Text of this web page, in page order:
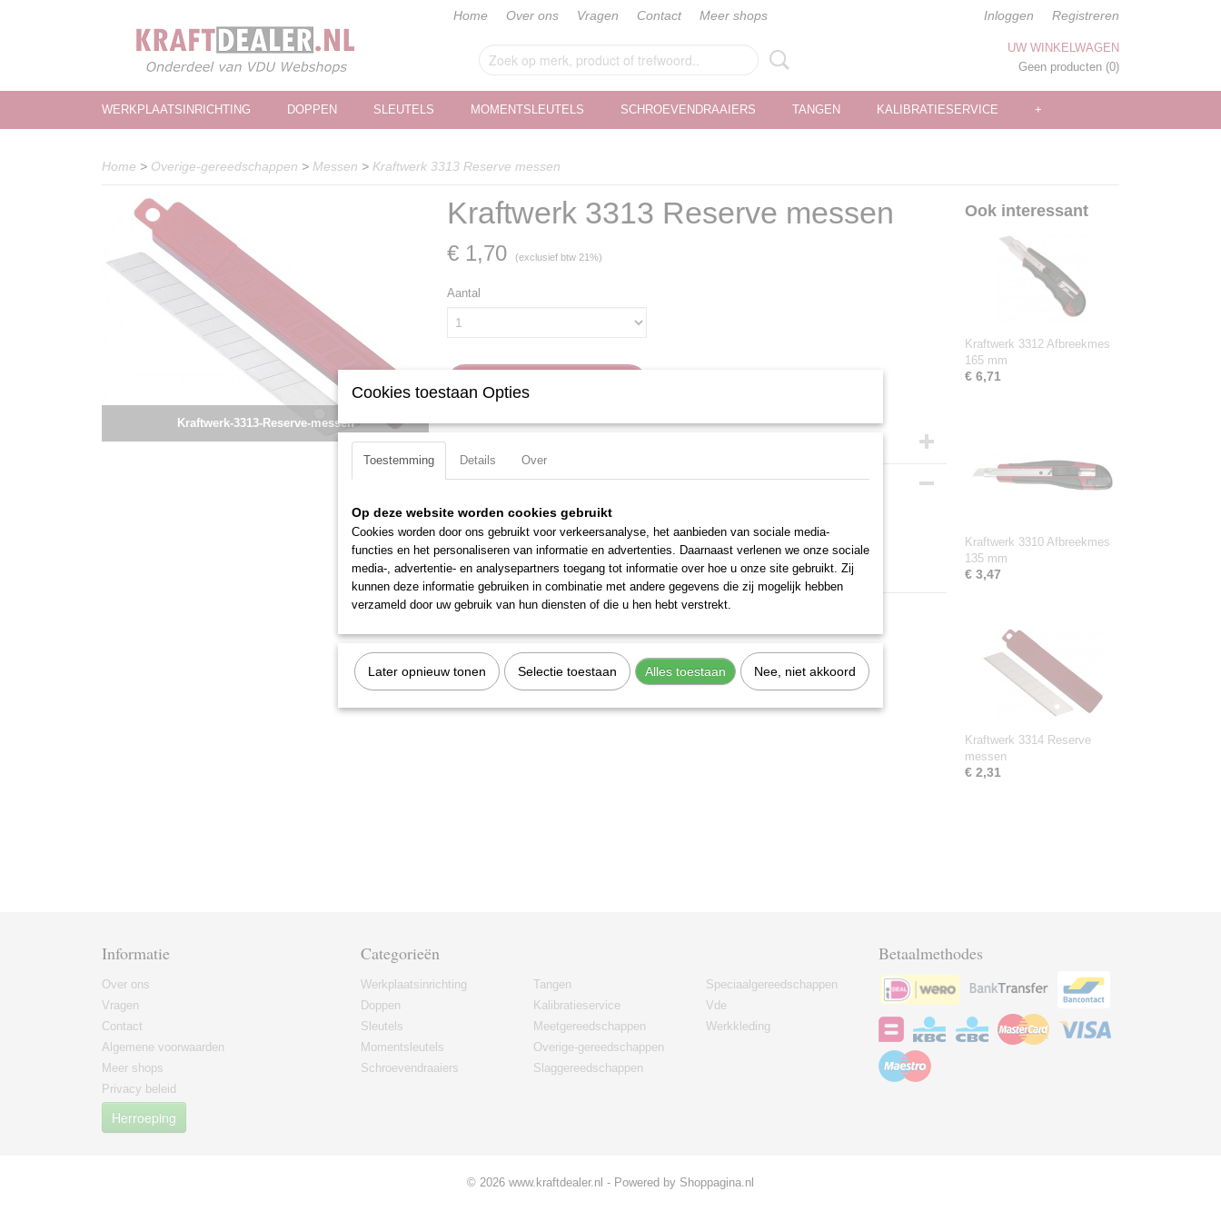
Home Over ons Vragen Contact Meer shops Inloggen Registreren
UW WINKELWAGEN
Geen producten (0)
WERKPLAATSINRICHTING DOPPEN SLEUTELS MOMENTSLEUTELS SCHROEVENDRAAIERS TANGEN KALIBRATIESERVICE +
Home > Overige-gereedschappen > Messen > Kraftwerk 3313 Reserve messen
Kraftwerk-3313-Reserve-messen
Kraftwerk 3313 Reserve messen
€ 1,70 (exclusief btw 21%)
Aantal
Productcode leverancier
Omschrijving
Set van 10 stuks reserve afbreekmessen.
Lengte: 85 mm
Breedte: 9 mm
Ook interessant
Kraftwerk 3312 Afbreekmes
165 mm
€ 6,71
Kraftwerk 3310 Afbreekmes
135 mm
€ 3,47
Kraftwerk 3314 Reserve
messen
€ 2,31
Informatie
Over ons
Vragen
Contact
Algemene voorwaarden
Meer shops
Privacy beleid
Herroeping
Categorieën
Werkplaatsinrichting
Doppen
Sleutels
Momentsleutels
Schroevendraaiers
Tangen
Kalibratieservice
Meetgereedschappen
Overige-gereedschappen
Slaggereedschappen
Speciaalgereedschappen
Vde
Werkkleding
Betaalmethodes
© 2026 www.kraftdealer.nl - Powered by Shoppagina.nl
Cookies toestaan Opties
Toestemming Details Over
Op deze website worden cookies gebruikt
Cookies worden door ons gebruikt voor verkeersanalyse, het aanbieden van sociale media-
functies en het personaliseren van informatie en advertenties. Daarnaast verlenen we onze sociale
media-, advertentie- en analysepartners toegang tot informatie over hoe u onze site gebruikt. Zij
kunnen deze informatie gebruiken in combinatie met andere gegevens die zij mogelijk hebben
verzameld door uw gebruik van hun diensten of die u hen hebt verstrekt.
Later opnieuw tonen Selectie toestaan Alles toestaan Nee, niet akkoord